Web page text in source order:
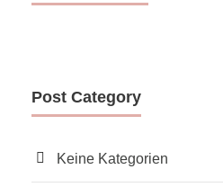
Post Category
Keine Kategorien